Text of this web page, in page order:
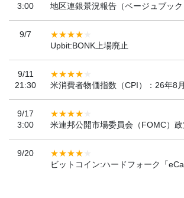
3:00
地区連銀景況報告（ベージュブック
9/7
Upbit:BONK上場廃止
9/11
21:30
米消費者物価指数（CPI）：26年8
9/17
3:00
米連邦公開市場委員会（FOMC）
9/20
ビットコイン:ハードフォーク「